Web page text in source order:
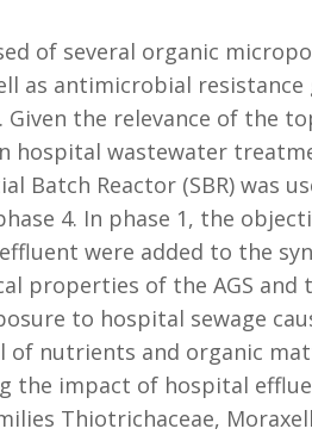
of several organic
as antimicrobial
the relevance of the
hospital wastewater
Batch Reactor (SBR)
4. In phase 1, the
were added to the
properties of the AGS
to hospital sewage
of nutrients and organic
the impact of hospital
Thiotrichaceae,